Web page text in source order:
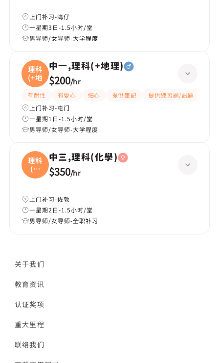
上门补习-湾仔
一星期3日-1.5小时/堂
男导师/女导师-大学程度
理科
(+地
中一,理科(+地理)
$200/hr
有耐性 有愛心 細心 提供筆記 提供練習題/試題
上门补习-屯门
一星期1日-1.5小时/堂
男导师/女导师-大学程度
理科
(化
學
中三,理科(化學)
$350/hr
上门补习-佐敦
一星期2日-1.5小时/堂
男导师/女导师-全职补习
关于我们
教育资讯
认证奖项
重大里程
联络我们